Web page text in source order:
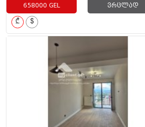
658000 GEL ვრცლად
₾ $